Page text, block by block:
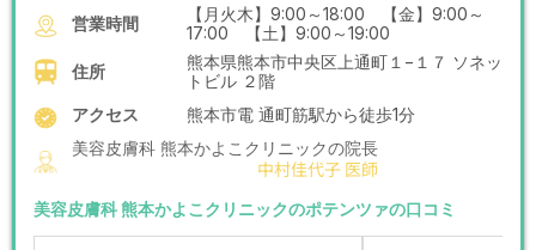
営業時間
【月火木】9:00～18:00 【金】9:00～
17:00 【土】9:00～19:00
住所
熊本県熊本市中央区上通町１−１７ ソネッ
トビル ２階
アクセス
熊本市電 通町筋駅から徒歩1分
美容皮膚科 熊本かよこクリニックの院長
中村佳代子 医師
美容皮膚科 熊本かよこクリニックのポテンツァの口コミ